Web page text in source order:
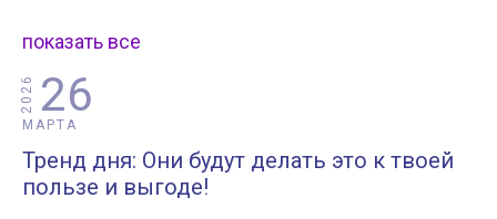
показать все
26
МАРТА
2026
Тренд дня: Они будут делать это к твоей
пользе и выгоде!